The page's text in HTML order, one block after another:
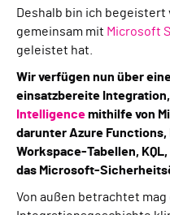
Deshalb bin ich
gemeinsam mit Microsoft
geleistet hat.
Wir verfügen nun über
einsatzbereite
Intelligencemithilfe von
darunter Azure Functions,
Workspace-Tabellen,
das Microsoft-
Von außen betrachtet mag